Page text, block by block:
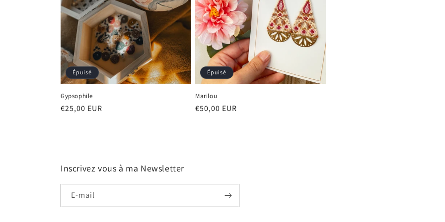
:
Épuisé
Gypsophile
Prix
€25,00 EUR
Épuisé
Marilou
Prix
€50,00 EUR
Inscrivez vous à ma Newsletter
E-mail